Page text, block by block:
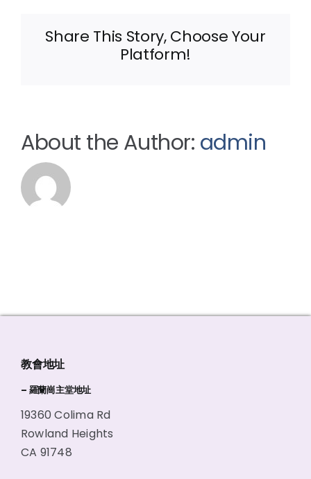
Share This Story, Choose Your
Platform!
About the Author: admin
教會地址
– 羅蘭崗主堂地址
19360 Colima Rd
Rowland Heights
CA 91748